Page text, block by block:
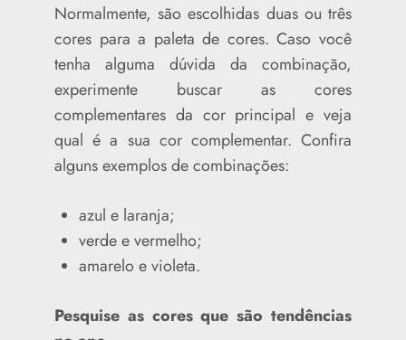
Normalmente, são escolhidas duas ou três
cores para a paleta de cores. Caso você
tenha alguma dúvida da combinação,
experimente buscar as cores
complementares da cor principal e veja
qual é a sua cor complementar. Confira
alguns exemplos de combinações:
azul e laranja;
verde e vermelho;
amarelo e violeta.
Pesquise as cores que são tendências